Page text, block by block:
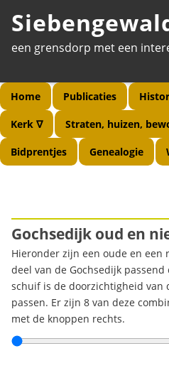
een grensdorp met een
Home Publicaties
Kerk ∇ Straten, huizen,
Bidprentjes Genealogie
Gochsedijk oud en
Hieronder zijn een oude en een
deel van de Gochsedijk
schuif is de doorzichtigheid van
passen. Er zijn 8 van deze
met de knoppen rechts.